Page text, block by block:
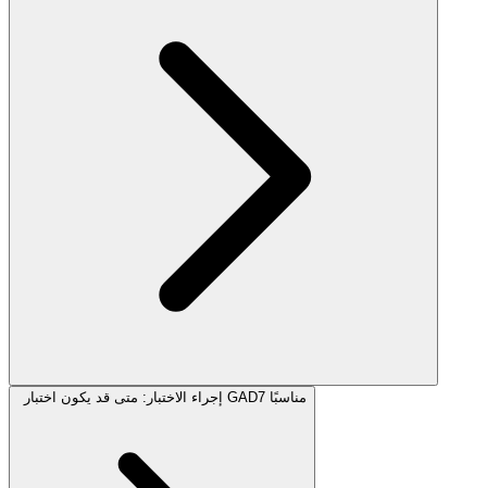
إجراء الاختبار: متى قد يكون اختبار GAD7 مناسبًا